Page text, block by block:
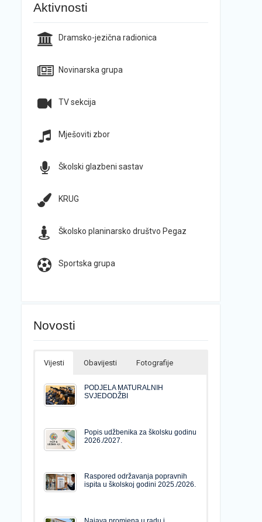
Aktivnosti
Dramsko-jezična radionica
Novinarska grupa
TV sekcija
Mješoviti zbor
Školski glazbeni sastav
KRUG
Školsko planinarsko društvo Pegaz
Sportska grupa
Novosti
Vijesti Obavijesti Fotografije
PODJELA MATURALNIH
SVJEDODŽBI
Popis udžbenika za školsku godinu
2026./2027.
Raspored održavanja popravnih
ispita u školskoj godini 2025./2026.
Najava promjena u radu i